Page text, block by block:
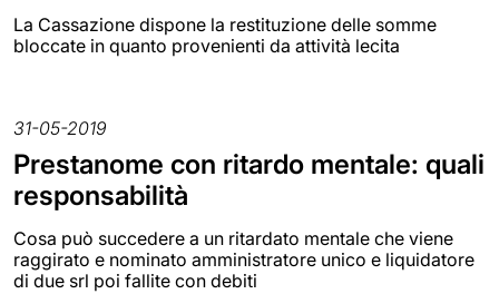
La Cassazione dispone la restituzione delle somme
bloccate in quanto provenienti da attività lecita
31-05-2019
Prestanome con ritardo mentale: quali
responsabilità
Cosa può succedere a un ritardato mentale che viene
raggirato e nominato amministratore unico e liquidatore
di due srl poi fallite con debiti